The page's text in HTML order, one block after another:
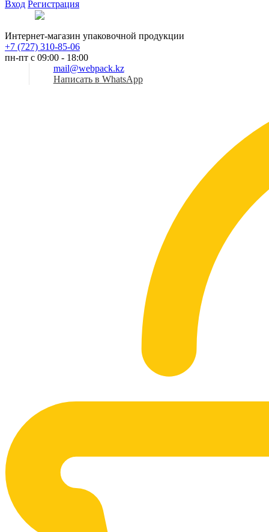
Вход Регистрация
Интернет-магазин упаковочной продукции
+7 (727) 310-85-06
пн-пт с 09:00 - 18:00
mail@webpack.kz
Написать в WhatsApp